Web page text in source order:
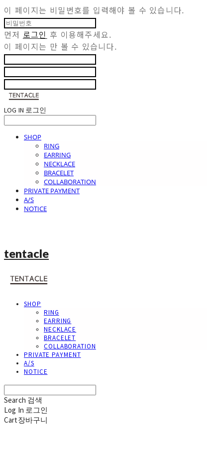
이 페이지는 비밀번호를 입력해야 볼 수 있습니다.
먼저 로그인 후 이용해주세요.
이 페이지는 만 볼 수 있습니다.
LOG IN 로그인
SHOP
RING
EARRING
NECKLACE
BRACELET
COLLABORATION
PRIVATE PAYMENT
A/S
NOTICE
tentacle
SHOP
RING
EARRING
NECKLACE
BRACELET
COLLABORATION
PRIVATE PAYMENT
A/S
NOTICE
Search 검색
Log In 로그인
Cart장바구니